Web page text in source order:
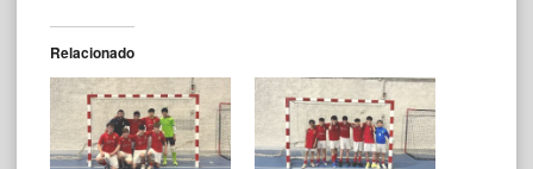
Relacionado